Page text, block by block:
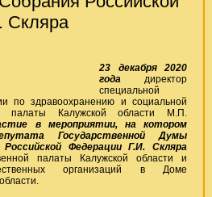
Скляра
23 декабря 2020
года директор
специальной
по здравоохранению и социальной
палаты Калужской области М.П.
в мероприятии, на котором
Государственной Думы
Российской Федерации Г.И. Скляра
палаты Калужской области и
организаций в Доме